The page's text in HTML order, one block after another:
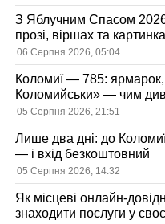
З Яблучним Спасом
прозі, віршах та
06 Серпня 2026, 05:04
Коломиї — 785:
Коломийськи» — чим
05 Серпня 2026, 21:51
Лише два дні: до
— і вхід безкоштовний
05 Серпня 2026, 14:32
Як місцеві онлайн-
знаходити послуги у